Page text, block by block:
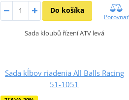
Do košíka
Porovnať
Sada kloubů řízení ATV levá
Sada kĺbov riadenia All Balls Racing
51-1051